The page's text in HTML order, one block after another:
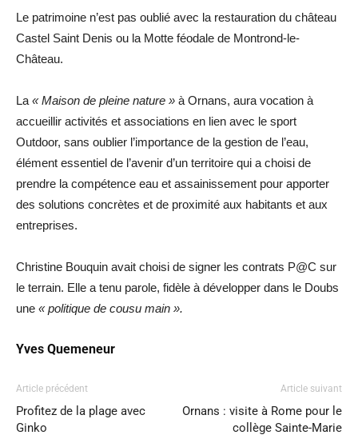
Le patrimoine n’est pas oublié avec la restauration du château
Castel Saint Denis ou la Motte féodale de Montrond-le-
Château.
La « Maison de pleine nature » à Ornans, aura vocation à
accueillir activités et associations en lien avec le sport
Outdoor, sans oublier l’importance de la gestion de l’eau,
élément essentiel de l’avenir d’un territoire qui a choisi de
prendre la compétence eau et assainissement pour apporter
des solutions concrètes et de proximité aux habitants et aux
entreprises.
Christine Bouquin avait choisi de signer les contrats P@C sur
le terrain. Elle a tenu parole, fidèle à développer dans le Doubs
une « politique de cousu main ».
Yves Quemeneur
Article précédent
Profitez de la plage avec
Ginko
Article suivant
Ornans : visite à Rome pour le
collège Sainte-Marie